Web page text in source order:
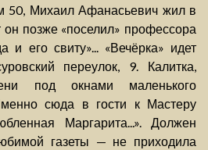
50, Михаил Афанасьевич жил в
он позже «поселил» профессора
и его свиту»... «Вечёрка» идет
переулок, 9. Калитка,
под окнами маленького
сюда в гости к Мастеру
Маргарита...». Должен
газеты — не приходила